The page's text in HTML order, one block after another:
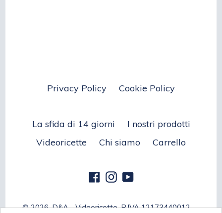
Privacy Policy Cookie Policy
La sfida di 14 giorni
I nostri prodotti
Videoricette
Chi siamo Carrello
FacebookInstagram
YouTube
© 2026,D&A - Videoricette, P.IVA 12173440012